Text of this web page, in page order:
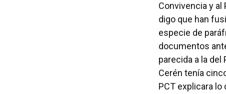
Convivencia y al
digo que han
especie de
documentos
parecida a la del
Cerén tenía
PCT explicara